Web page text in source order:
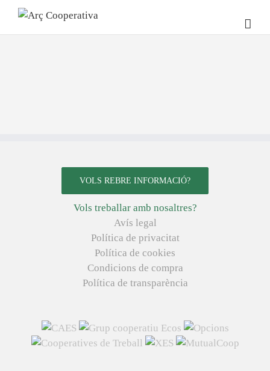
VOLS REBRE INFORMACIÓ?
Vols treballar amb nosaltres?
Avís legal
Política de privacitat
Política de cookies
Condicions de compra
Política de transparència